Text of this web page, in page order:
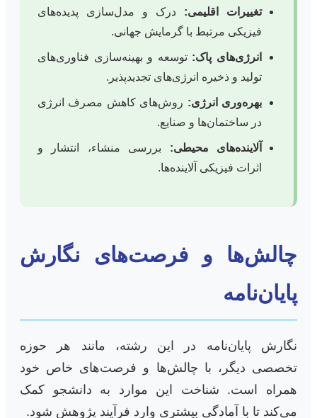
تغییرات اقلیمی: درک و مدل‌سازی پدیده‌های
فیزیکی مرتبط با گرمایش جهانی.
انرژی‌های پاک: توسعه و بهینه‌سازی فناوری‌های
تولید و ذخیره انرژی‌های تجدیدپذیر.
بهره‌وری انرژی: روش‌های کاهش مصرف انرژی
در ساختمان‌ها و صنایع.
آلاینده‌های محیطی: بررسی منشاء، انتشار و
اثرات فیزیکی آلاینده‌ها.
چالش‌ها و فرصت‌های نگارش
پایان‌نامه
نگارش پایان‌نامه در این رشته، مانند هر حوزه
تخصصی دیگر، با چالش‌ها و فرصت‌های خاص خود
همراه است. شناخت این موارد به دانشجو کمک
می‌کند تا با آمادگی بیشتری وارد فرآیند پژوهش شود.